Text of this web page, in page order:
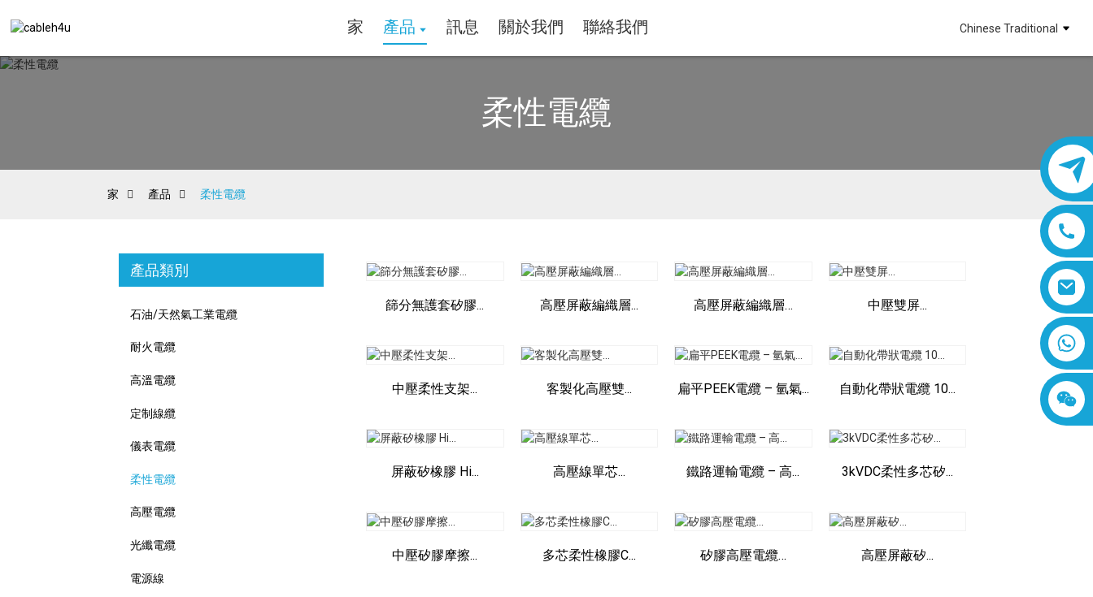
家 產品 訊息 關於我們 聯絡我們 Chinese Traditional
柔性電纜
家 產品 柔性電纜
產品類別
石油/天然氣工業電纜
耐火電纜
高溫電纜
定制線纜
儀表電纜
柔性電纜
高壓電纜
光纖電纜
電源線
篩分無護套矽膠... 高壓屏蔽編織層... 高壓屏蔽編織層… 中壓雙屏...
中壓柔性支架... 客製化高壓雙... 扁平PEEK電纜 – 氫氣... 自動化帶狀電纜 10...
屏蔽矽橡膠 Hi... 高壓線單芯... 鐵路運輸電纜 – 高... 3kVDC柔性多芯矽...
中壓矽膠摩擦... 多芯柔性橡膠C... 矽膠高壓電纜… 高壓屏蔽矽...